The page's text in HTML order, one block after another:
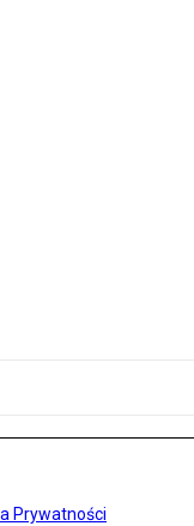
Prywatności